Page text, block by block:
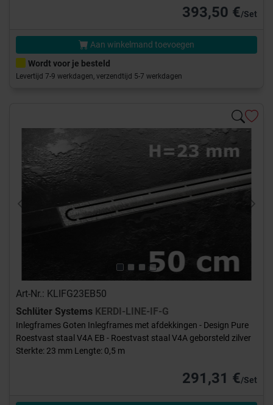
393,50 €/Set
Aan winkelmand toevoegen
Wordt voor je besteld
Levertijd 7-9 werkdagen, verzendtijd 5-7 werkdagen
Previous Next
Art-Nr.: KLIFG23EB50
Schlüter Systems KERDI-LINE-IF-G
Inlegframes Goten Inlegframes met afdekkingen - Design Pure
Roestvast staal V4A EB - Roestvast staal V4A geborsteld zilver
Sterkte: 23 mm Lengte: 0,5 m
291,31 €/Set